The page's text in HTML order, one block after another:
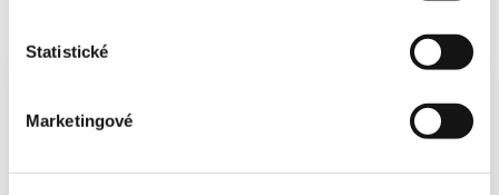
Statistické
Marketingové
Info-106-99-MF-1416-2022-48
PDF (120kB)
PDF (318kB)